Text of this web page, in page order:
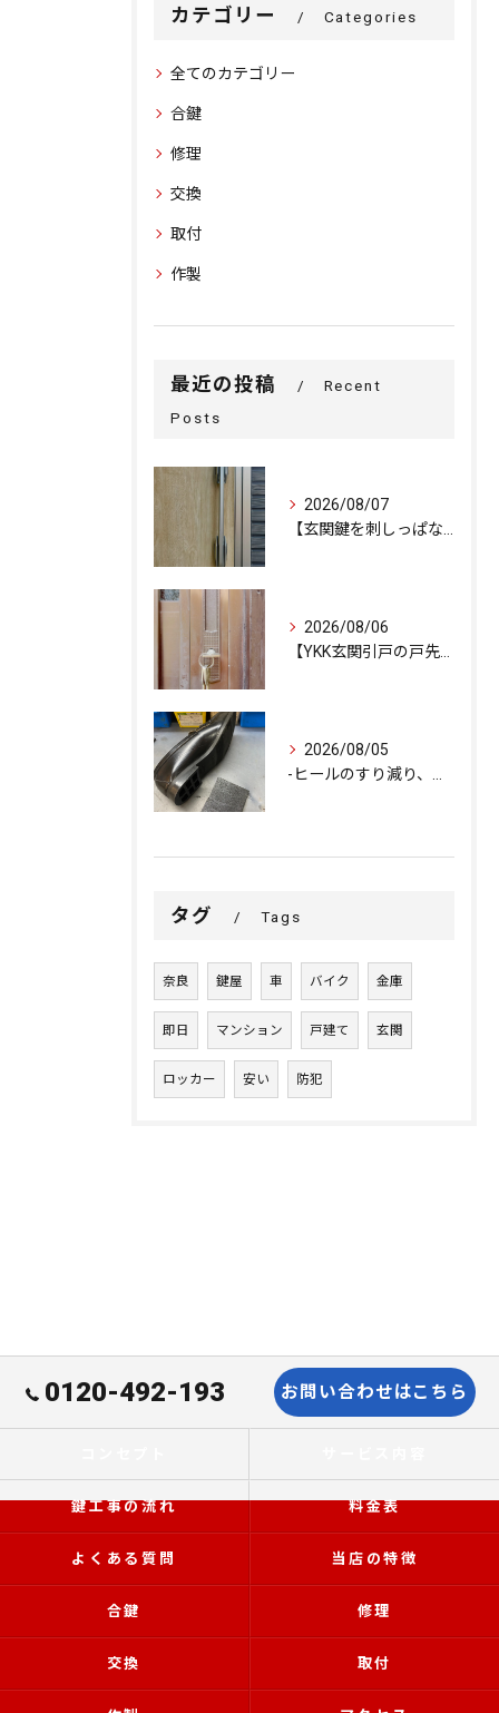
カテゴリー Categories
全てのカテゴリー
合鍵
修理
交換
取付
作製
最近の投稿
Recent
Posts
2026/08/07
2026/08/06
2026/08/05
タグ Tags
奈良 鍵屋 車 バイク 金庫
即日 マンション 戸建て 玄関
ロッカー 安い 防犯
0120-492-193 お問い合わせはこちら
鍵工事の流れ 料金表
よくある質問 当店の特徴
合鍵 修理
交換 取付